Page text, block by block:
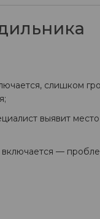
слишком
выявит
—